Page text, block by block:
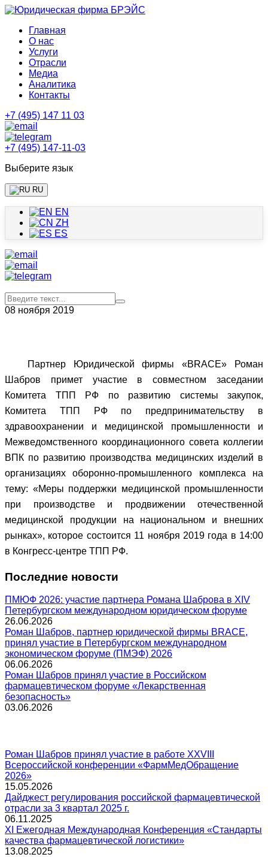
Главная
О нас
Услуги
Отрасли
Медиа
Аналитика
Контакты
+7 (495) 147 11 03
+7 (495) 147-11-03
Выберите язык
RU
EN
ZH
ES
08 ноября 2019
Партнер Юридической фирмы «BRACE» Роман
Шабров примет участие в совместном заседании
Комитета ТПП РФ по развитию системы закупок,
Комитета ТПП РФ по предпринимательству в
здравоохранении и медицинской промышленности и
Межведомственного координационного совета коллегии
ВПК по развитию производства медицинских изделий в
организациях оборонно-промышленного комплекса на
тему: «Меры поддержки медицинской промышленности
при производстве и продвижении отечественной
медицинской продукции на национальном и внешних
рынках», которое состоится 11 ноября 2019 года в 14:00
в Конгресс-центре ТПП РФ.
Последние новости
ПМЮФ 2026: участие партнера Романа Шаброва в XIV
Петербургском международном юридическом форуме
26.06.2026
Роман Шабров, партнер юридической фирмы BRACE,
принял участие в Петербургском международном
экономическом форуме (ПМЭФ) 2026
06.06.2026
Роман Шабров принял участие в Российском
фармацевтическом форуме «Лекарственная
безопасность»
03.06.2026
Роман Шабров принял участие в работе XXVIII
Всероссийской конференции «ФармМедОбращение
2026»
15.05.2026
Дайджест регулирования российской фармацевтической
отрасли за 3 квартал 2025 г.
06.11.2025
XI Ежегодная Международная Конференция «Стандарты
качества фармацевтической логистики»
13.08.2025